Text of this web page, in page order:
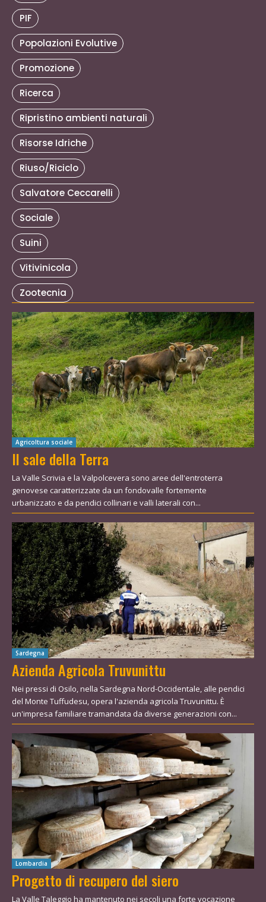
PIF
Popolazioni Evolutive
Promozione
Ricerca
Ripristino ambienti naturali
Risorse Idriche
Riuso/Riciclo
Salvatore Ceccarelli
Sociale
Suini
Vitivinicola
Zootecnia
Agricoltura sociale
Il sale della Terra
La Valle Scrivia e la Valpolcevera sono aree dell'entroterra
genovese caratterizzate da un fondovalle fortemente
urbanizzato e da pendici collinari e valli laterali con...
Sardegna
Azienda Agricola Truvunittu
Nei pressi di Osilo, nella Sardegna Nord-Occidentale, alle pendici
del Monte Tuffudesu, opera l'azienda agricola Truvunittu. È
un'impresa familiare tramandata da diverse generazioni con...
Lombardia
Progetto di recupero del siero
La Valle Taleggio ha mantenuto nei secoli una forte vocazione